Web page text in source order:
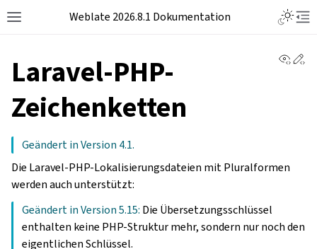
Weblate 2026.8.1 Dokumentation
Laravel-PHP-
Zeichenketten
Geändert in Version 4.1.
Die Laravel-PHP-Lokalisierungsdateien mit Pluralformen
werden auch unterstützt:
Geändert in Version 5.15: Die Übersetzungsschlüssel
enthalten keine PHP-Struktur mehr, sondern nur noch den
eigentlichen Schlüssel.